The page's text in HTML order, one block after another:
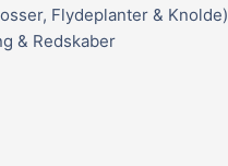
Flydeplanter & Knolde)
& Redskaber